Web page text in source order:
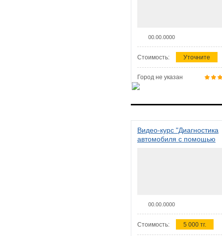
00.00.0000
Стоимость: Уточните
Город не указан
Видео-курс "Диагностика
автомобиля с помощью
00.00.0000
Стоимость: 5 000 тг.